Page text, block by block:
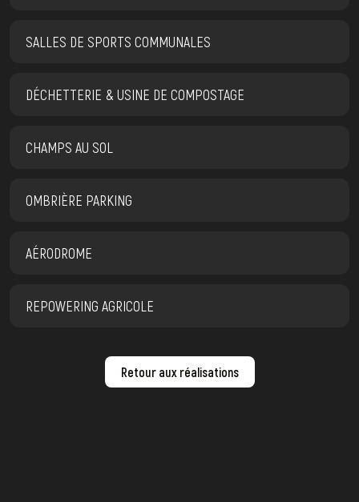
SALLES DE SPORTS COMMUNALES
DÉCHETTERIE & USINE DE COMPOSTAGE
CHAMPS AU SOL
OMBRIÈRE PARKING
AÉRODROME
REPOWERING AGRICOLE
Retour aux réalisations